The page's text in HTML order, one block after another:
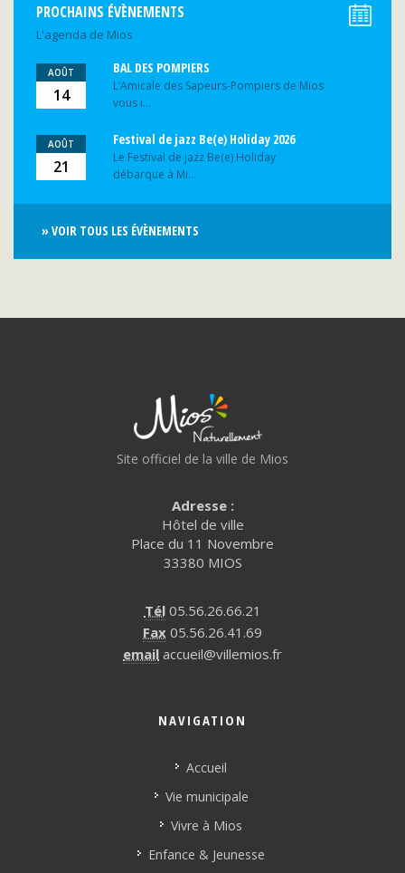
PROCHAINS ÉVÈNEMENTS
L'agenda de Mios
AOÛT
14
BAL DES POMPIERS
L’Amicale des Sapeurs-Pompiers de Mios
vous i...
AOÛT
21
Festival de jazz Be(e) Holiday 2026
Le Festival de jazz Be(e) Holiday
débarque à Mi...
» VOIR TOUS LES ÉVÈNEMENTS
Site officiel de la ville de Mios
Adresse :
Hôtel de ville
Place du 11 Novembre
33380 MIOS
Tél05.56.26.66.21
Fax 05.56.26.41.69
email accueil@villemios.fr
NAVIGATION
Accueil
Vie municipale
Vivre à Mios
Enfance & Jeunesse